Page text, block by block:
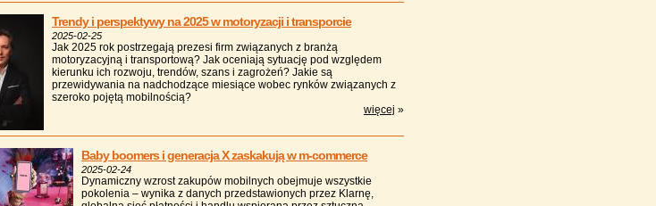
Trendy i perspektywy na 2025 w motoryzacji i transporcie
2025-02-25
Jak 2025 rok postrzegają prezesi firm związanych z branżą
motoryzacyjną i transportową? Jak oceniają sytuację pod względem
kierunku ich rozwoju, trendów, szans i zagrożeń? Jakie są
przewidywania na nadchodzące miesiące wobec rynków związanych z
szeroko pojętą mobilnością?
więcej »
Baby boomers i generacja X zaskakują w m-commerce
2025-02-24
Dynamiczny wzrost zakupów mobilnych obejmuje wszystkie
pokolenia – wynika z danych przedstawionych przez Klarnę,